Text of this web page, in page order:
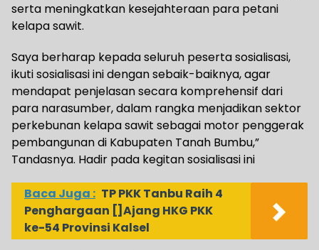
serta meningkatkan kesejahteraan para petani
kelapa sawit.
Saya berharap kepada seluruh peserta sosialisasi,
ikuti sosialisasi ini dengan sebaik-baiknya, agar
mendapat penjelasan secara komprehensif dari
para narasumber, dalam rangka menjadikan sektor
perkebunan kelapa sawit sebagai motor penggerak
pembangunan di Kabupaten Tanah Bumbu,”
Tandasnya. Hadir pada kegitan sosialisasi ini
Baca Juga : TP PKK Tanbu Raih 4
Penghargaan []Ajang HKG PKK
ke-54 Provinsi Kalsel